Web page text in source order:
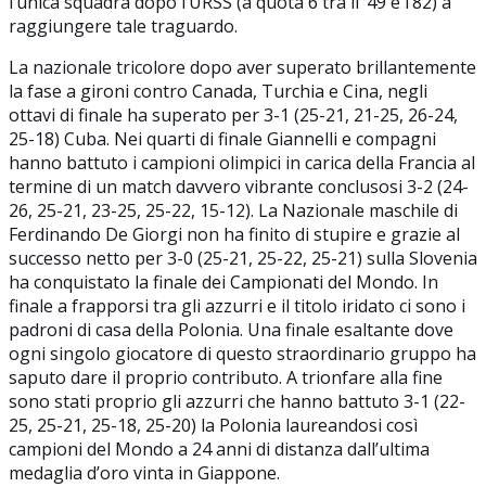
raggiungere tale traguardo.
La nazionale tricolore dopo aver superato brillantemente
la fase a gironi contro Canada, Turchia e Cina, negli
ottavi di finale ha superato per 3-1 (25-21, 21-25, 26-24,
25-18) Cuba. Nei quarti di finale Giannelli e compagni
hanno battuto i campioni olimpici in carica della Francia al
termine di un match davvero vibrante conclusosi 3-2 (24-
26, 25-21, 23-25, 25-22, 15-12). La Nazionale maschile di
Ferdinando De Giorgi non ha finito di stupire e grazie al
successo netto per 3-0 (25-21, 25-22, 25-21) sulla Slovenia
ha conquistato la finale dei Campionati del Mondo. In
finale a frapporsi tra gli azzurri e il titolo iridato ci sono i
padroni di casa della Polonia. Una finale esaltante dove
ogni singolo giocatore di questo straordinario gruppo ha
saputo dare il proprio contributo. A trionfare alla fine
sono stati proprio gli azzurri che hanno battuto 3-1 (22-
25, 25-21, 25-18, 25-20) la Polonia laureandosi così
campioni del Mondo a 24 anni di distanza dall’ultima
medaglia d’oro vinta in Giappone.